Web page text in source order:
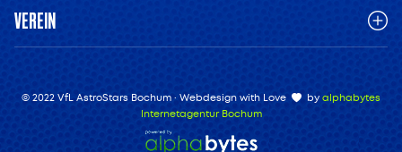
VEREIN
© 2022 VfL AstroStars Bochum · Webdesign with Love by alphabytes
Internetagentur Bochum